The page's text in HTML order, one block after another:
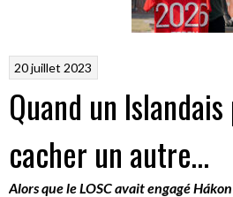
20 juillet 2023
Quand un
cacher un autre…
Alors que le LOSC avait engagé